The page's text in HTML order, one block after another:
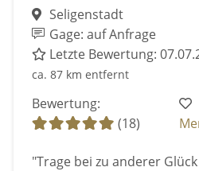
Seligenstadt
Gage: auf Anfrage
Letzte Bewertung:
ca. 87 km entfernt
Bewertung:
(18)
"Trage bei zu anderer